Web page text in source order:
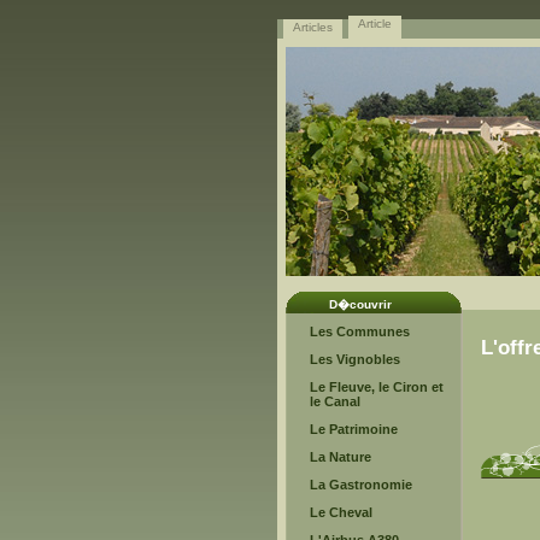
Articles Article
D�couvrir
Les Communes
Les Vignobles
Le Fleuve, le Ciron et
le Canal
Le Patrimoine
La Nature
La Gastronomie
Le Cheval